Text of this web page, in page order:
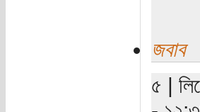
জবাব
৫ |